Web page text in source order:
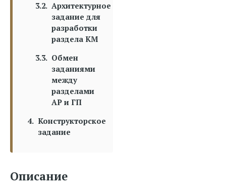
Архитектурное
задание для
разработки
раздела КМ
Обмен
заданиями
между
разделами
АР и ГП
Конструкторское
задание
Описание